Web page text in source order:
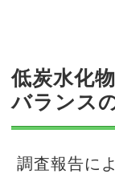
低炭水化
バランス
調査報告に